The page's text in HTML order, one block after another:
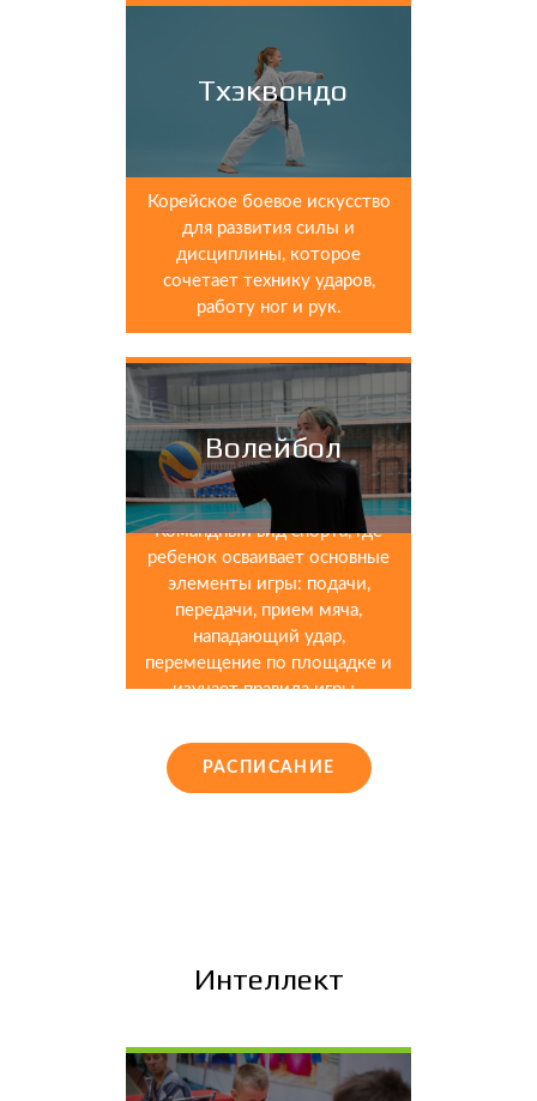
Тхэквондо
Корейское боевое искусство
для развития силы и
дисциплины, которое
сочетает технику ударов,
работу ног и рук.
Волейбол
Командный вид спорта, где
ребенок осваивает основные
элементы игры: подачи,
передачи, прием мяча,
нападающий удар,
перемещение по площадке и
изучает правила игры.
РАСПИСАНИЕ
Интеллект